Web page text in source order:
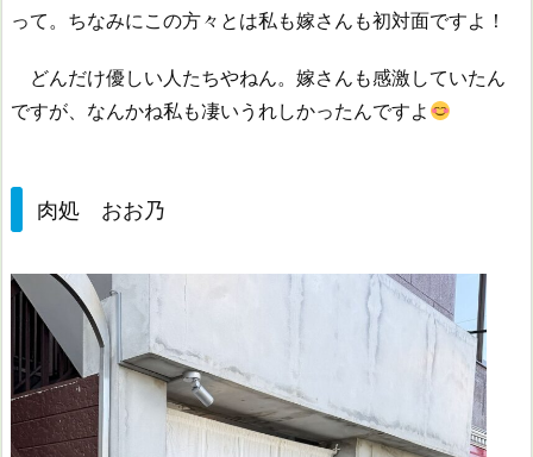
って。ちなみにこの方々とは私も嫁さんも初対面ですよ！
どんだけ優しい人たちやねん。嫁さんも感激していたん
ですが、なんかね私も凄いうれしかったんですよ
肉処 おお乃